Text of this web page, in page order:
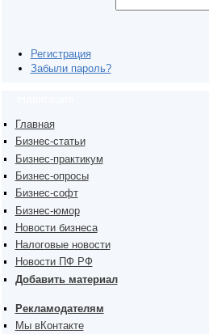
Регистрация
Забыли пароль?
Главная
Бизнес-статьи
Бизнес-практикум
Бизнес-опросы
Бизнес-софт
Бизнес-юмор
Новости бизнеса
Налоговые новости
Новости ПФ РФ
Добавить материал
Рекламодателям
Мы вКонтакте